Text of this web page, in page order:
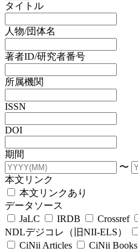
タイトル
人物/団体名
著者ID/研究者番号
所属機関
ISSN
DOI
期間
〜
本文リンク
本文リンクあり
データソース
JaLC
IRDB Crossref
NDLデジコレ（旧NII-ELS）
CiNii Articles
CiNii Books